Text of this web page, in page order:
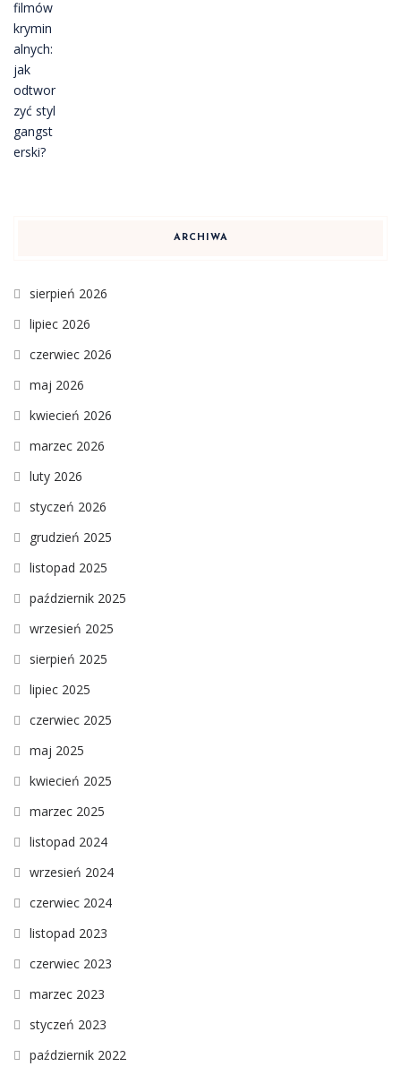
ARCHIWA
sierpień 2026
lipiec 2026
czerwiec 2026
maj 2026
kwiecień 2026
marzec 2026
luty 2026
styczeń 2026
grudzień 2025
listopad 2025
październik 2025
wrzesień 2025
sierpień 2025
lipiec 2025
czerwiec 2025
maj 2025
kwiecień 2025
marzec 2025
listopad 2024
wrzesień 2024
czerwiec 2024
listopad 2023
czerwiec 2023
marzec 2023
styczeń 2023
październik 2022